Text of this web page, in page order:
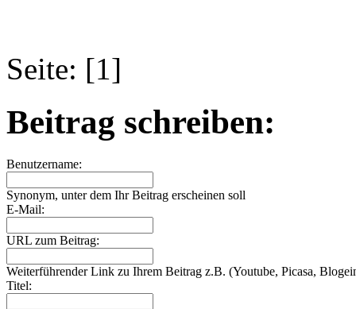
Seite: [1]
Beitrag schreiben:
Benutzername:
Synonym, unter dem Ihr Beitrag erscheinen soll
E-Mail:
URL zum Beitrag:
Weiterführender Link zu Ihrem Beitrag z.B. (Youtube, Picasa,
Titel: